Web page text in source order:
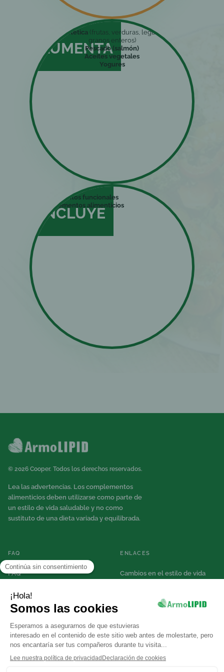
AUMENTA
Fibra dietética (frutas, verduras, legumbres y
granos enteros)
Pescado (salmón)
Aceites vegetales
Yogures
INCLUYE
Alimentos funcionales
Suplementos alimenticios
© 2026 Cooper. Todos los derechos reservados.
Lea las advertencias. Los complementos
alimenticios deben utilizarse como parte de
un estilo de vida saludable y no como
sustituto de una dieta variada y equilibrada.
FAQ
FAQ
ENLACES
Cambios en el estilo de vida
mapa del sitio
Web
Aviso de Cookies